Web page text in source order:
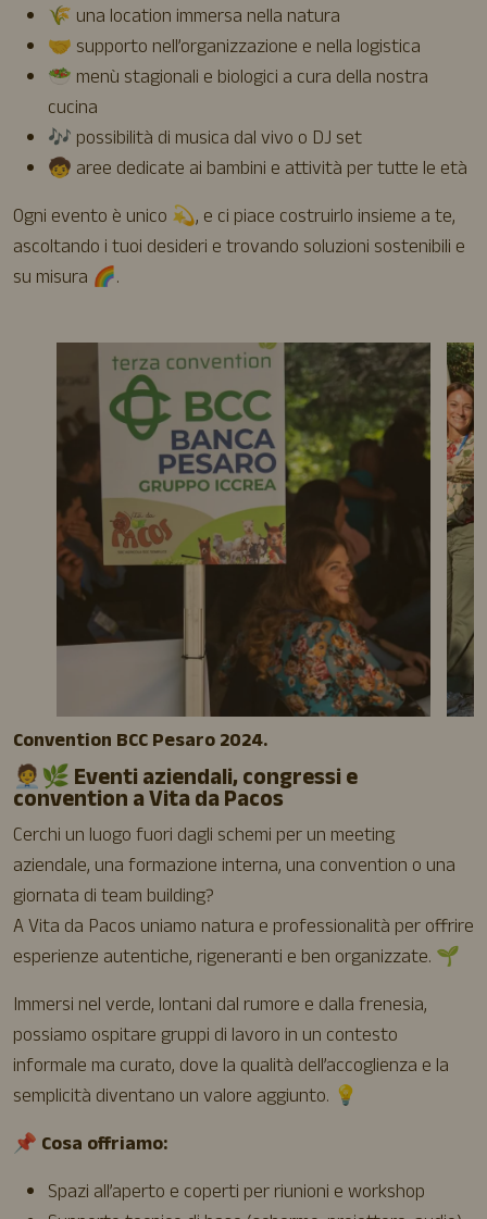
🌾 una location immersa nella natura
🤝 supporto nell’organizzazione e nella logistica
🥗 menù stagionali e biologici a cura della nostra
cucina
🎶 possibilità di musica dal vivo o DJ set
🧒 aree dedicate ai bambini e attività per tutte le età
Ogni evento è unico 💫, e ci piace costruirlo insieme a te,
ascoltando i tuoi desideri e trovando soluzioni sostenibili e
su misura 🌈.
Convention BCC Pesaro 2024.
🧑‍💼🌿 Eventi aziendali, congressi e
convention a Vita da Pacos
Cerchi un luogo fuori dagli schemi per un meeting
aziendale, una formazione interna, una convention o una
giornata di team building?
A Vita da Pacos uniamo natura e professionalità per offrire
esperienze autentiche, rigeneranti e ben organizzate. 🌱
Immersi nel verde, lontani dal rumore e dalla frenesia,
possiamo ospitare gruppi di lavoro in un contesto
informale ma curato, dove la qualità dell’accoglienza e la
semplicità diventano un valore aggiunto. 💡
📌 Cosa offriamo:
Spazi all’aperto e coperti per riunioni e workshop